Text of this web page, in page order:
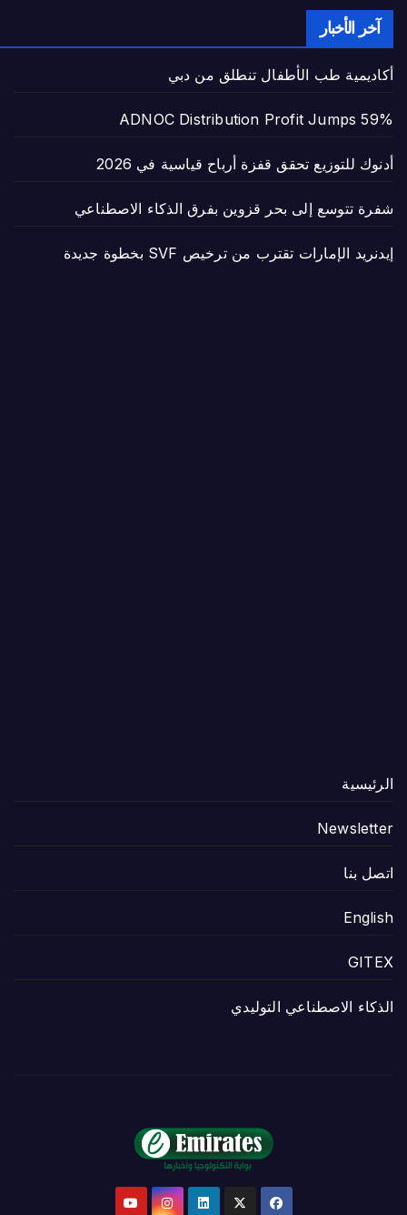
آخر الأخبار
أكاديمية طب الأطفال تنطلق من دبي
ADNOC Distribution Profit Jumps 59%
أدنوك للتوزيع تحقق قفزة أرباح قياسية في 2026
شفرة تتوسع إلى بحر قزوين بفرق الذكاء الاصطناعي
إيدنريد الإمارات تقترب من ترخيص SVF بخطوة جديدة
الرئيسية
Newsletter
اتصل بنا
English
GITEX
الذكاء الاصطناعي التوليدي